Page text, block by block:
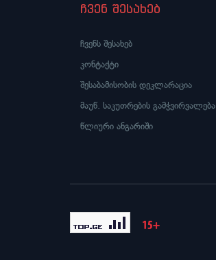
ჩვენ შესახებ
ჩვენს შესახებ
კონტაქტი
შესაბამისობის დეკლარაცია
მაუწ. საკუთრების გამჭვირვალება
წლიური ანგარიში